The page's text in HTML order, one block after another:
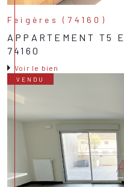
Feigères (74160)
APPARTEMENT T5
74160
Voir le bien
VENDU